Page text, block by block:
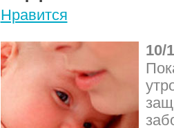
Нравится
10/